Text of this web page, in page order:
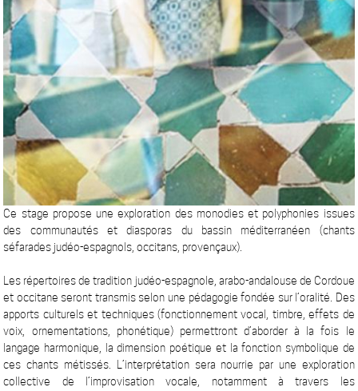
Ce stage propose une exploration des monodies et polyphonies issues
des communautés et diasporas du bassin méditerranéen (chants
séfarades judéo-espagnols, occitans, provençaux).
Les répertoires de tradition judéo-espagnole, arabo-andalouse de Cordoue
et occitane seront transmis selon une pédagogie fondée sur l’oralité. Des
apports culturels et techniques (fonctionnement vocal, timbre, effets de
voix, ornementations, phonétique) permettront d’aborder à la fois le
langage harmonique, la dimension poétique et la fonction symbolique de
ces chants métissés. L’interprétation sera nourrie par une exploration
collective de l’improvisation vocale, notamment à travers les